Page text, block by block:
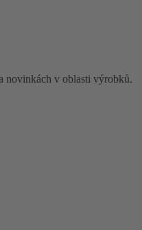
novinkách v oblasti výrobků.